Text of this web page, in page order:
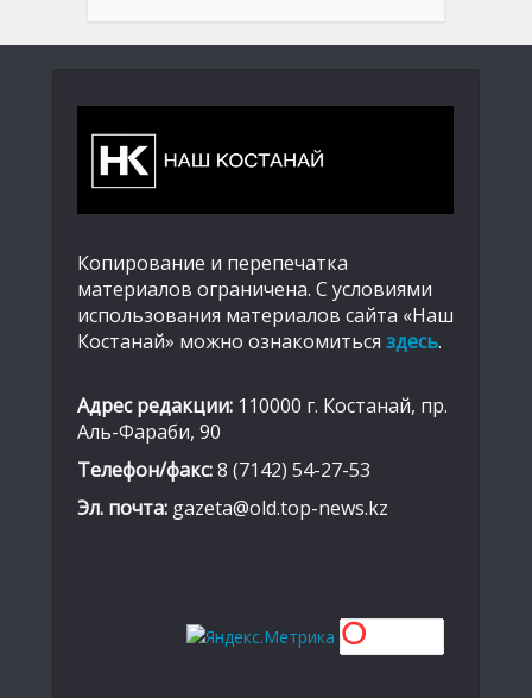
Копирование и перепечатка
материалов ограничена. С условиями
использования материалов сайта «Наш
Костанай» можно ознакомиться здесь.
Адрес редакции: 110000 г. Костанай, пр.
Аль-Фараби, 90
Телефон/факс:8 (7142) 54-27-53
Эл. почта: gazeta@old.top-news.kz